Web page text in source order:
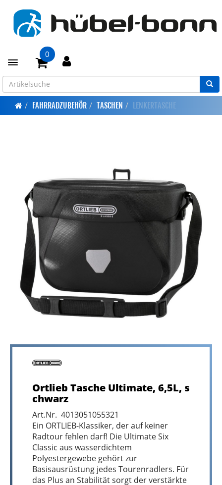
Toggle navigation
0
FAHRRADZUBEHÖR TASCHEN LENKERTASCHE
Ortlieb Tasche Ultimate, 6,5L, s
chwarz
Art.Nr. 4013051055321
Ein ORTLIEB-Klassiker, der auf keiner
Radtour fehlen darf! Die Ultimate Six
Classic aus wasserdichtem
Polyestergewebe gehört zur
Basisausrüstung jedes Tourenradlers. Für
das Plus an Stabilität sorgt der verstärkte